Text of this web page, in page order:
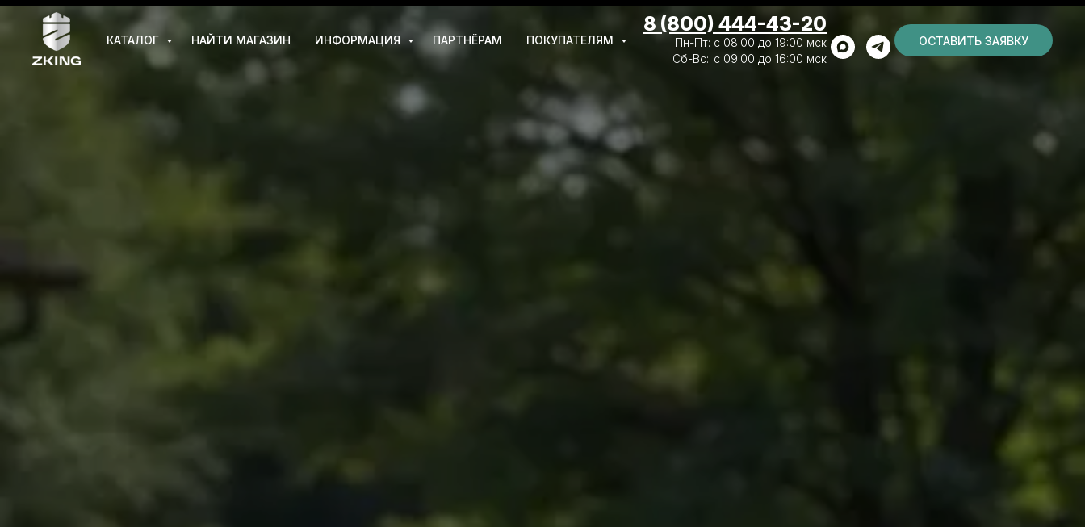
КАТАЛОГ НАЙТИ МАГАЗИН ИНФОРМАЦИЯ ПАРТНЁРАМ ПОКУПАТЕЛЯМ
8 (800) 444-43-20
Пн-Пт: с 08:00 до 19:00 мск
Сб-Вс: с 09:00 до 16:00 мск
ОСТАВИТЬ ЗАЯВКУ